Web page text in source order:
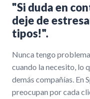
"Si duda en
deje de
tipos!".
Nunca tengo
cuando la necesito, lo
demás compañías. En
preocupan por cada